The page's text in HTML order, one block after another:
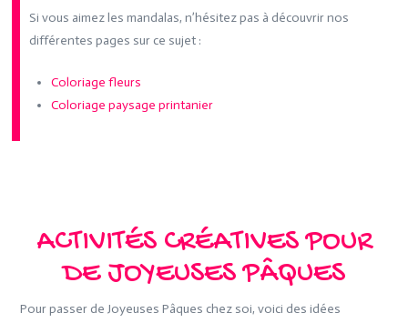
Si vous aimez les mandalas, n’hésitez pas à découvrir nos
différentes pages sur ce sujet :
Coloriage fleurs
Coloriage paysage printanier
ACTIVITÉS CRÉATIVES POUR
DE JOYEUSES PÂQUES
Pour passer de Joyeuses Pâques chez soi, voici des idées